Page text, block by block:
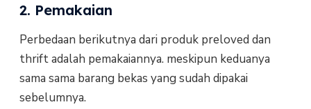
2. Pemakaian
Perbedaan berikutnya dari produk preloved dan
thrift adalah pemakaiannya. meskipun keduanya
sama sama barang bekas yang sudah dipakai
sebelumnya.